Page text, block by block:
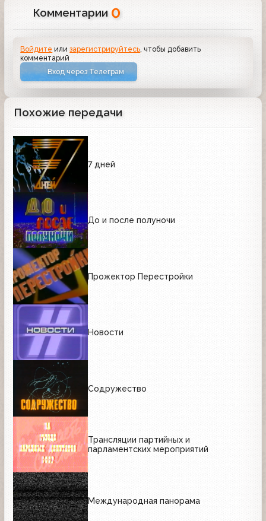
Комментарии 0
Войдите илизарегистрируйтесь , чтобы добавить
комментарий
Вход через Телеграм
Похожие передачи
7 дней
До и после полуночи
Прожектор Перестройки
Новости
Содружество
Трансляции партийных и
парламентских мероприятий
Международная панорама